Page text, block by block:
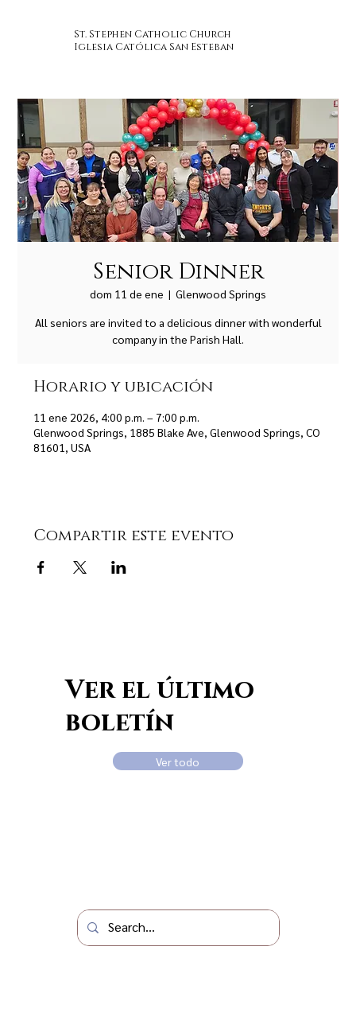
St. Stephen Catholic Church
Iglesia Católica San Esteban
Senior Dinner
dom 11 de ene
  |
Glenwood Springs
All seniors are invited to a delicious dinner with wonderful
company in the Parish Hall.
Horario y ubicación
11 ene 2026, 4:00 p.m. – 7:00 p.m.
Glenwood Springs, 1885 Blake Ave, Glenwood Springs, CO
81601, USA
Compartir este evento
Ver el último
boletín
Ver todo